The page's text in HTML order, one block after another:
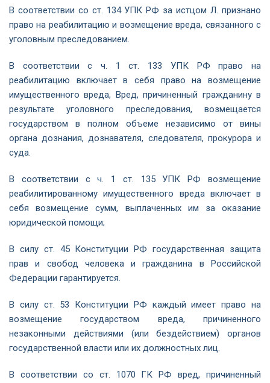
В соответствии со ст. 134 УПК РФ за истцом Л. признано
право на реабилитацию и возмещение вреда, связанного с
уголовным преследованием.
В соответствии с ч. 1 ст. 133 УПК РФ право на
реабилитацию включает в себя право на возмещение
имущественного вреда, Вред, причиненный гражданину в
результате уголовного преследования, возмещается
государством в полном объеме независимо от вины
органа дознания, дознавателя, следователя, прокурора и
суда.
В соответствии с ч. 1 ст. 135 УПК РФ возмещение
реабилитированному имущественного вреда включает в
себя возмещение сумм, выплаченных им за оказание
юридической помощи;
В силу ст. 45 Конституции РФ государственная защита
прав и свобод человека и гражданина в Российской
Федерации гарантируется.
В силу ст. 53 Конституции РФ каждый имеет право на
возмещение государством вреда, причиненного
незаконными действиями (или бездействием) органов
государственной власти или их должностных лиц.
В соответствии со ст. 1070 ГК РФ вред, причиненный